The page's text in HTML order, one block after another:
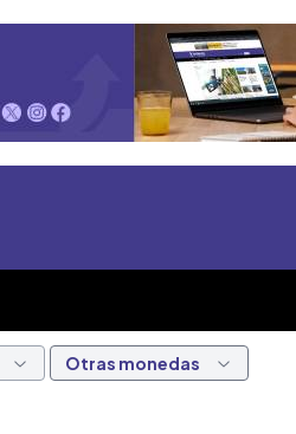
Otras monedas